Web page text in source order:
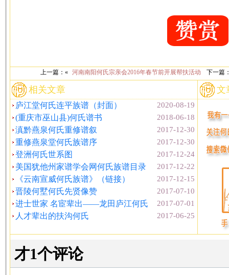
上一篇：« 河南南阳何氏宗亲会2016年春节前开展帮扶活动 下一篇
相关文章
2020-08-19
庐江堂何氏连平族谱（封面）
2018-06-18
(重庆市巫山县)何氏谱书
2017-12-30
滇黔燕泉何氏重修谱叙
2017-12-30
重修燕泉堂何氏族谱序
2017-12-24
登洲何氏世系图
2017-12-22
美国犹他州家谱学会网何氏族谱目录
2017-12-15
《云南宣威何氏族谱》（链接）
2017-07-10
晋陵何墅何氏先贤像赞
2017-07-01
进士世家 名宦辈出——龙田庐江何氏
2017-06-25
人才辈出的扶沟何氏
文
才1个评论